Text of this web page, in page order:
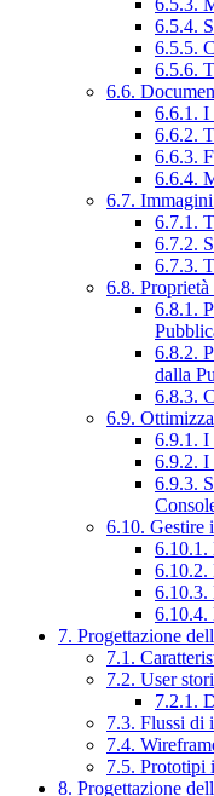
6.5.4.
6.5.5.
6.5.6.
6.6.
6.6.1. I
6.6.2.
6.6.3.
6.6.4.
6.7.
6.7.1.
6.7.2.
6.7.3.
6.8.
6.8.1.
6.8.2.
dalla
6.8.3.
6.9.
6.9.1. I
6.9.2. I
6.9.3.
6.10. Gestire
6.10.1.
6.10.2.
6.10.3.
6.10.4.
7. Progettazione
7.1.
7.2. User
7.2.1.
7.3. Flussi di
7.4.
7.5. Prototipi
8. Progettazione